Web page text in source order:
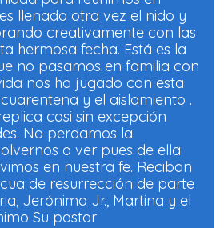
llenado otra vez el nido y
creativamente con las
hermosa fecha. Está es la
no pasamos en familia con
nos ha jugado con esta
y el aislamiento .
casi sin excepción
No perdamos la
a ver pues de ella
en nuestra fe. Reciban
de resurrección de parte
Jerónimo Jr., Martina y el
Su pastor